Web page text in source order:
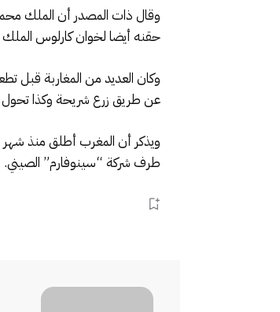
وقال ذات المصدر أن الملك
حقنه أيضا لخوان كارلوس الملك
وكان العديد من المغاربة قبل
عن طريق زرع شريحة وكذا تحول
طرف شركة “سينوفارم” الصيني.